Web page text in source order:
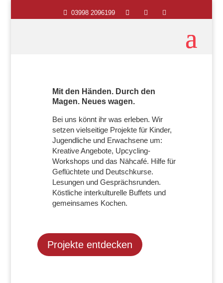
 03998 2096199   
Mit den Händen. Durch den
Magen. Neues wagen.
Bei uns könnt ihr was erleben. Wir
setzen vielseitige Projekte für Kinder,
Jugendliche und Erwachsene um:
Kreative Angebote, Upcycling-
Workshops und das Nähcafé. Hilfe für
Geflüchtete und Deutschkurse.
Lesungen und Gesprächsrunden.
Köstliche interkulturelle Buffets und
gemeinsames Kochen.
Projekte entdecken